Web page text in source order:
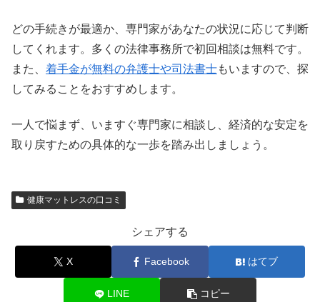
どの手続きが最適か、専門家があなたの状況に応じて判断
してくれます。多くの法律事務所で初回相談は無料です。
また、 着手金が無料の弁護士や司法書士もいますので、探
してみることをおすすめします。
一人で悩まず、いますぐ専門家に相談し、経済的な安定を
取り戻すための具体的な一歩を踏み出しましょう。
健康マットレスの口コミ
シェアする
X Facebook はてブ
LINE コピー